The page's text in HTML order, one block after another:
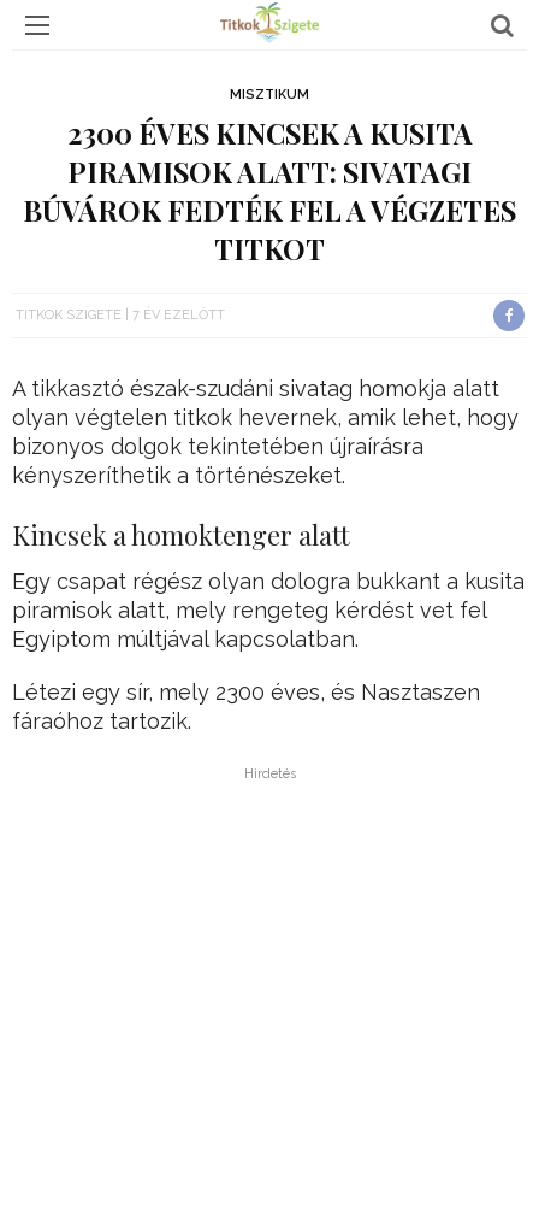
MISZTIKUM
2300 ÉVES KINCSEK A KUSITA
PIRAMISOK ALATT: SIVATAGI
BÚVÁROK FEDTÉK FEL A VÉGZETES
TITKOT
TITKOK SZIGETE 7 ÉV EZELŐTT
A tikkasztó észak-szudáni sivatag homokja alatt
olyan végtelen titkok hevernek, amik lehet, hogy
bizonyos dolgok tekintetében újraírásra
kényszeríthetik a történészeket.
Kincsek a homoktenger alatt
Egy csapat régész olyan dologra bukkant a kusita
piramisok alatt, mely rengeteg kérdést vet fel
Egyiptom múltjával kapcsolatban.
Létezi egy sír, mely 2300 éves, és Nasztaszen
fáraóhoz tartozik.
Hirdetés